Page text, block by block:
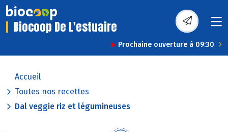
Biocoop De L'estuaire
Prochaine ouverture à 09:30
Accueil
Toutes nos recettes
Dal veggie riz et légumineuses